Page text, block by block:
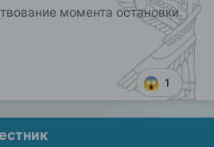
момента остановки.
1